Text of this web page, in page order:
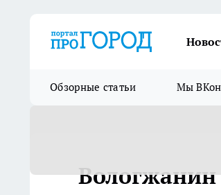
Обзорные статьи Мы